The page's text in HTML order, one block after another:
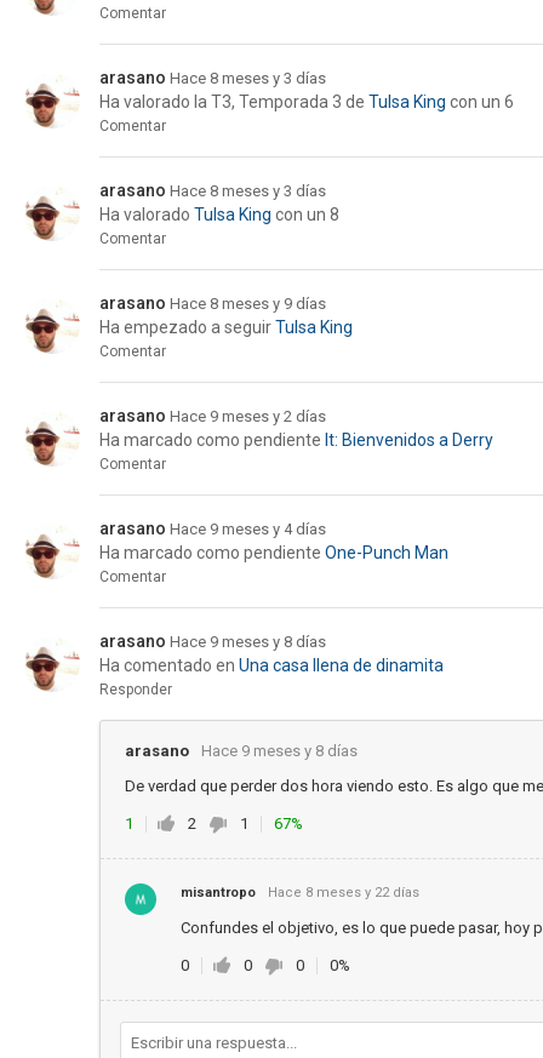
Comentar
arasano Hace 8 meses y 3 días
Ha valorado la T3, Temporada 3 de Tulsa King con un 6
Comentar
arasano Hace 8 meses y 3 días
Ha valorado Tulsa King con un 8
Comentar
arasano Hace 8 meses y 9 días
Ha empezado a seguirTulsa King
Comentar
arasano Hace 9 meses y 2 días
Ha marcado como pendiente It: Bienvenidos a Derry
Comentar
arasano Hace 9 meses y 4 días
Ha marcado como pendiente One-Punch Man
Comentar
arasano Hace 9 meses y 8 días
Ha comentado en Una casa llena de dinamita
Responder
arasano
Hace 9 meses y 8 días
De verdad que perder dos hora viendo esto. Es algo que
1 2 1 67%
misantropo Hace 8 meses y 22 días
Confundes el objetivo, es lo que puede pasar, hoy
0 0 0 0%